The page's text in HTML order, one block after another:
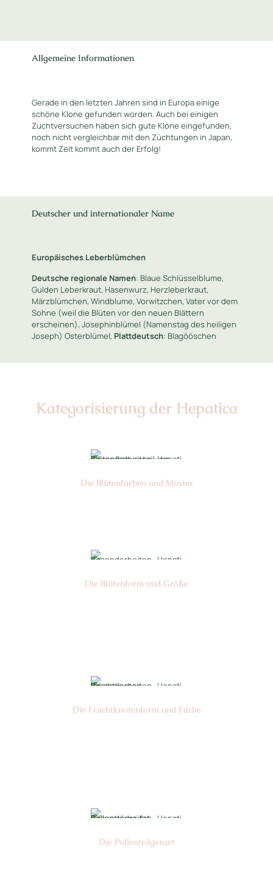
Allgemeine Informationen
Gerade in den letzten Jahren sind in Europa einige
schöne Klone gefunden worden. Auch bei einigen
Zuchtversuchen haben sich gute Klone eingefunden,
noch nicht vergleichbar mit den Züchtungen in Japan,
kommt Zeit kommt auch der Erfolg!
Deutscher und internationaler Name
Europäisches Leberblümchen
Deutsche regionale Namen: Blaue Schlüsselblume,
Gulden Leberkraut, Hasenwurz, Herzleberkraut,
Märzblümchen, Windblume, Vorwitzchen, Vater vor dem
Sohne (weil die Blüten vor den neuen Blättern
erscheinen), Josephinblümel (Namenstag des heiligen
Joseph) Osterblümel, Plattdeutsch: Blagööschen
Kategorisierung der Hepatica
Die Blüten­farben und Muster
Die Blüten­form und Größe
Die Frucht­knotenform und Farbe
Die Pollen­trägerart